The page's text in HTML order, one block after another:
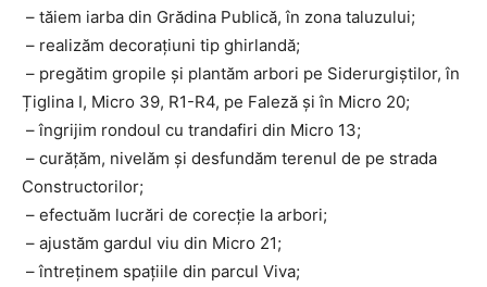
– tăiem iarba din Grădina Publică, în zona taluzului;
– realizăm decorațiuni tip ghirlandă;
– pregătim gropile și plantăm arbori pe Siderurgiștilor, în
Țiglina I, Micro 39, R1-R4, pe Faleză și în Micro 20;
– îngrijim rondoul cu trandafiri din Micro 13;
– curățăm, nivelăm și desfundăm terenul de pe strada
Constructorilor;
– efectuăm lucrări de corecție la arbori;
– ajustăm gardul viu din Micro 21;
– întreținem spațiile din parcul Viva;